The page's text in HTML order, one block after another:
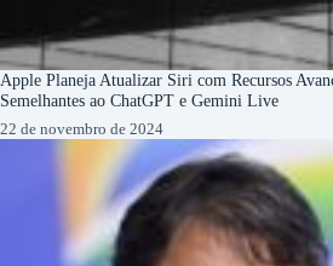
Apple Planeja Atualizar Siri com Recursos
Semelhantes ao ChatGPT e Gemini Live
22 de novembro de 2024